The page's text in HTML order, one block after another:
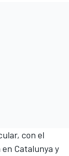
con el
Catalunya y